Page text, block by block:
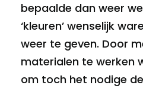
bepaalde dan weer
‘kleuren’ wenselijk
weer te geven. Door
materialen te werken
om toch het nodige